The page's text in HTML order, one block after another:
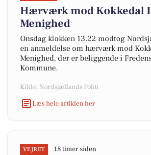
Hærværk mod Kokkedal
Menighed
Onsdag klokken 13.22 modtog
en anmeldelse om hærværk mod
Menighed, der er beliggende i
Kommune.
Kilde: Nordsjællands Politi
Læs hele artiklen her
VEJRET 18 timer siden